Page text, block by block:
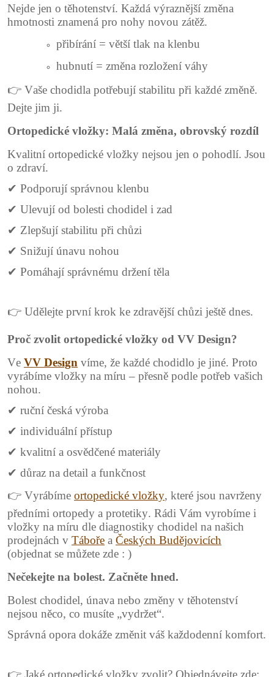
Nejde jen o těhotenství. Každá výraznější změna
hmotnosti znamená pro nohy novou zátěž.
přibírání = větší tlak na klenbu
hubnutí = změna rozložení váhy
👉 Vaše chodidla potřebují stabilitu při každé změně.
Dejte jim ji.
Ortopedické vložky: Malá změna, obrovský rozdíl
Kvalitní ortopedické vložky nejsou jen o pohodlí. Jsou
o zdraví.
✔ Podporují správnou klenbu
✔ Ulevují od bolesti chodidel i zad
✔ Zlepšují stabilitu při chůzi
✔ Snižují únavu nohou
✔ Pomáhají správnému držení těla
👉 Udělejte první krok ke zdravější chůzi ještě dnes.
Proč zvolit ortopedické vložky od VV Design?
Ve VV Design víme, že každé chodidlo je jiné. Proto
vyrábíme vložky na míru – přesně podle potřeb vašich
nohou.
✔ ruční česká výroba
✔ individuální přístup
✔ kvalitní a osvědčené materiály
✔ důraz na detail a funkčnost
👉 Vyrábíme ortopedické vložky, které jsou navrženy
předními ortopedy a protetiky. Rádi Vám vyrobíme i
vložky na míru dle diagnostiky chodidel na našich
prodejnách v Táboře a Českých Budějovicích
(objednat se můžete zde : )
Nečekejte na bolest. Začněte hned.
Bolest chodidel, únava nebo změny v těhotenství
nejsou něco, co musíte „vydržet“.
Správná opora dokáže změnit váš každodenní komfort.
👉 Jaké ortopedické vložky zvolit? Objednávejte zde: